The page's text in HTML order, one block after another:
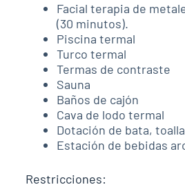
Facial terapia de
(30 minutos).
Piscina termal
Turco termal
Termas de contraste
Sauna
Baños de cajón
Cava de lodo termal
Dotación de bata,
Estación de bebidas
Restricciones: